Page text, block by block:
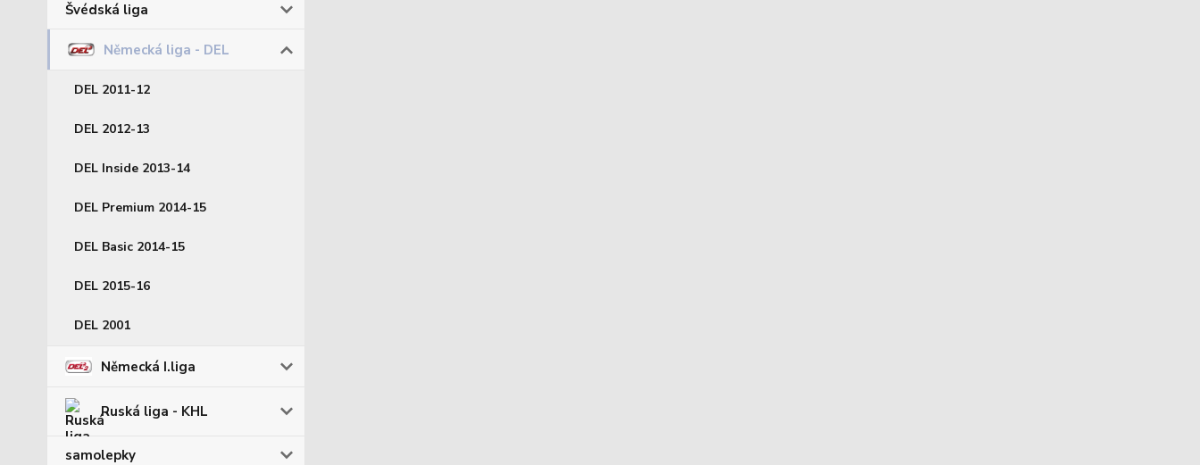
Švédská liga
Německá liga - DEL
DEL 2011-12
DEL 2012-13
DEL Inside 2013-14
DEL Premium 2014-15
DEL Basic 2014-15
DEL 2015-16
DEL 2001
Německá I.liga
Ruská liga - KHL
samolepky